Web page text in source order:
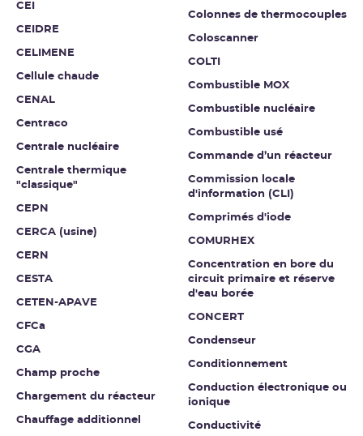
CEI
CEIDRE
CELIMENE
Cellule chaude
CENAL
Centraco
Centrale nucléaire
Centrale thermique
"classique"
CEPN
CERCA (usine)
CERN
CESTA
CETEN-APAVE
CFCa
CGA
Champ proche
Chargement du réacteur
Chauffage additionnel
Colonnes de thermocouples
Coloscanner
COLTI
Combustible MOX
Combustible nucléaire
Combustible usé
Commande d’un réacteur
Commission locale
d'information (CLI)
Comprimés d'iode
COMURHEX
Concentration en bore du
circuit primaire et réserve
d'eau borée
CONCERT
Condenseur
Conditionnement
Conduction électronique ou
ionique
Conductivité